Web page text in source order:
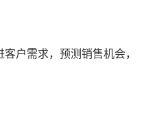
户需求，预测销售机会，